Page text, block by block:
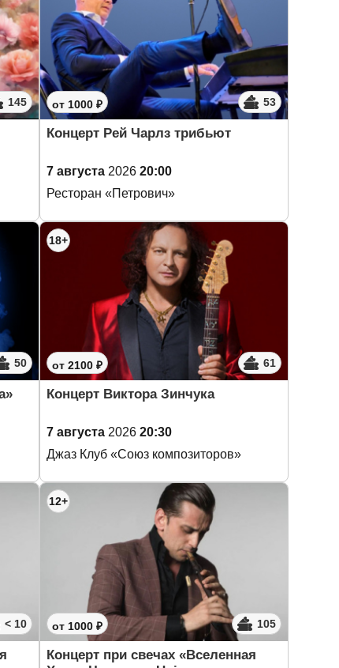
145 от 1000 ₽ 53
Концерт Рей Чарлз трибьют
7 августа 2026 20:00
Ресторан «Петрович»
50
18+
от 2100 ₽ 61
Концерт Виктора Зинчука
7 августа 2026 20:30
Джаз Клуб «Союз композиторов»
< 10
12+
от 1000 ₽ 105
Концерт при свечах «Вселенная